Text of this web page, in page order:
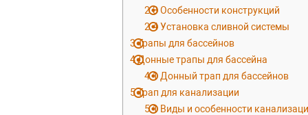
2.3Особенности конструкций
2.4Установка сливной системы
3Трапы для бассейнов
4Донные трапы для бассейна
4.1 Донный трап для бассейнов
5Трап для канализации
5.1 Виды и особенности